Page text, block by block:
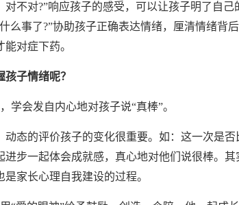
不对?”响应孩子的感受，可以让孩子明了自
么事了?”协助孩子正确表达情绪，厘清情绪背
对症下药。
子情绪呢？
学会发自内心地对孩子说“真棒”。
动态的评价孩子的变化很重要。如：这一次是
步一起体会成就感，真心地对他们说很棒。其
家长心理自我建设的过程。